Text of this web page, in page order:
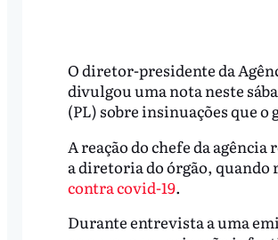
O diretor-presidente da
divulgou uma nota neste
(PL) sobre insinuações que
A reação do chefe da
a diretoria do órgão, quando
contra covid-19.
Durante entrevista a uma